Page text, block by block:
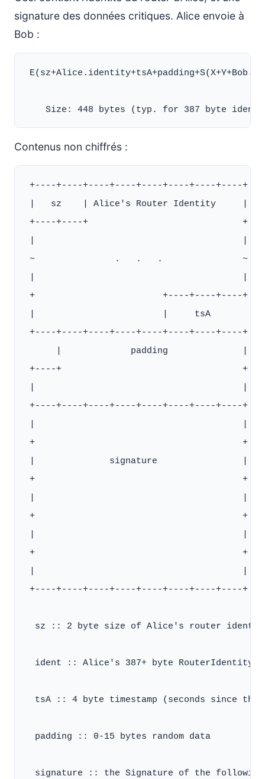
signature des données critiques. Alice envoie à
Bob :
Contenus non chiffrés :
+----+----+----+----+----+----+----+----+
|   sz    | Alice's Router Identity     |
+----+----+                             +
~               .   .   .               ~
+                        +----+----+----+
|                        |     tsA
+----+----+----+----+----+----+----+----+
      |             padding              |
+----+                                  +
+----+----+----+----+----+----+----+----+
+                                       +
|              signature                |
+                                       +
+                                       +
+                                       +
+----+----+----+----+----+----+----+----+
sz :: 2 byte size of Alice's router
  ident :: Alice's 387+ byte RouterIdentity
tsA :: 4 byte timestamp (seconds since the
  padding :: 0-15 bytes random data
signature :: the Signature of the